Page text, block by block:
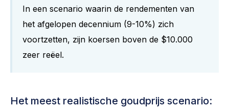
In een scenario waarin de rendementen van
het afgelopen decennium (9-10%) zich
voortzetten, zijn koersen boven de $10.000
zeer reëel.
Het meest realistische goudprijs scenario: